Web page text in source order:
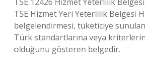
TSE Hizmet Yeri Yeterlilik Belgesi
belgelendirmesi, tüketiciye
Türk standartlarına veya
olduğunu gösteren belgedir.